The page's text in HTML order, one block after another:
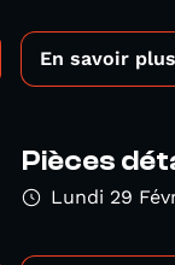
En savoir plus
Pièces
Lundi 29